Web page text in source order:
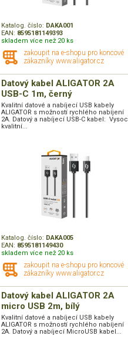
Katalog. číslo: DAKA001
EAN: 8595181149393
skladem více než 20 ks
zakoupit na e-shopu pro koncové
zákazníky www.aligator.cz
Datový kabel ALIGATOR 2A
USB-C 1m, černý
Kvalitní datové a nabíjecí USB kabely
ALIGATOR s možností rychlého nabíjení
2A. Datový a nabíjecí USB-C kabel:
kvalitní...
Katalog. číslo: DAKA005
EAN: 8595181149430
skladem více než 20 ks
zakoupit na e-shopu pro koncové
zákazníky www.aligator.cz
Datový kabel ALIGATOR 2A
micro USB 2m, bílý
Kvalitní datové a nabíjecí USB kabely
ALIGATOR s možností rychlého nabíjení
2A. Datový a nabíjecí MicroUSB kabel...